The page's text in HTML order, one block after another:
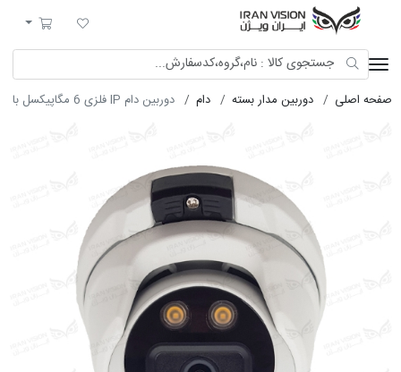
لیست مورد علاقه
سبد خرید
صفحه اصلی دوربین مدار بسته دام دوربین دام IP فلزی 6 مگاپیکسل با لنز 2.8 استارلایت شب رنگی میکروفون داخلی